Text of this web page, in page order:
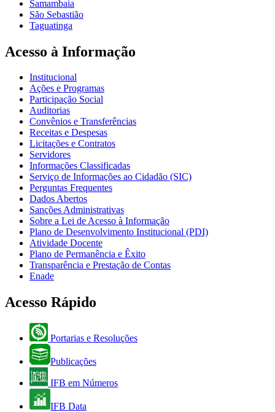
Samambaia
São Sebastião
Taguatinga
Acesso à Informação
Institucional
Ações e Programas
Participação Social
Auditorias
Convênios e Transferências
Receitas e Despesas
Licitações e Contratos
Servidores
Informações Classificadas
Serviço de Informações ao Cidadão (SIC)
Perguntas Frequentes
Dados Abertos
Sanções Administrativas
Sobre a Lei de Acesso à Informação
Plano de Desenvolvimento Institucional (PDI)
Atividade Docente
Plano de Permanência e Êxito
Transparência e Prestação de Contas
Enade
Acesso Rápido
Portarias e Resoluções
Publicações
IFB em Números
IFB Data